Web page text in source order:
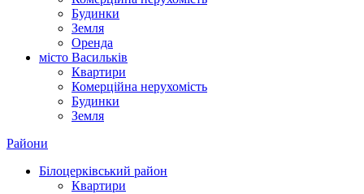
Будинки
Земля
Оренда
місто Василькiв
Квартири
Комерційна нерухомість
Будинки
Земля
Райони
Білоцерківський район
Квартири